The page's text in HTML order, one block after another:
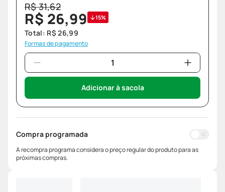
R$31,62
R$ 26,99 15%
Total: R$ 26,99
Formas de pagamento
Adicionar à sacola
Compra programada
A recompra programa considera o preço regular do produto para as
próximas compras.